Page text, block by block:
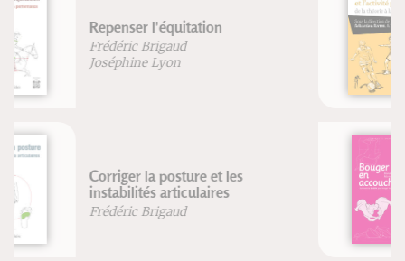
L'enfant et l'activité physique : de
la théorie à la pratique
Vincent Martin
Sébastien Ratel
Bouger en accouchant
Blandine Calais-Germain
Nuria Vives Pares